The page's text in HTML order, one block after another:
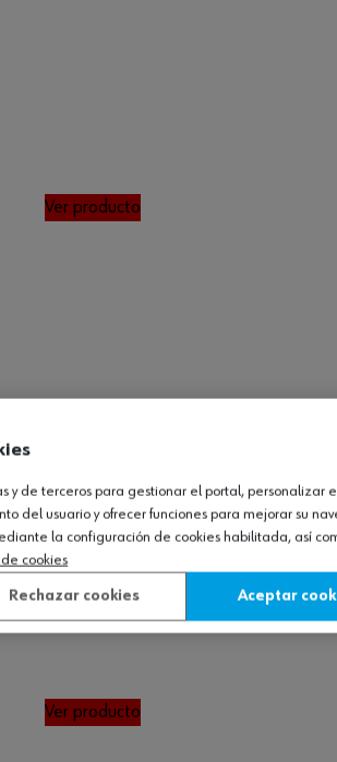
Ver producto
Ver producto
y de terceros para gestionar el portal, personalizar
del usuario y ofrecer funciones para mejorar su
la configuración de cookies habilitada, así
cookies
Rechazar cookies Aceptar